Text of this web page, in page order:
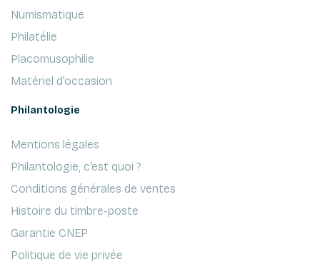
Numismatique
Philatélie
Placomusophilie
Matériel d'occasion
Philantologie
Mentions légales
Philantologie, c'est quoi ?
Conditions générales de ventes
Histoire du timbre-poste
Garantie CNEP
Politique de vie privée